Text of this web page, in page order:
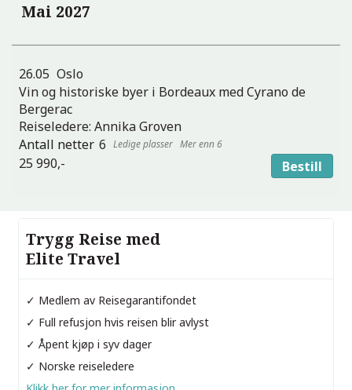
Mai 2027
26.05 Oslo
Vin og historiske byer i Bordeaux med Cyrano de
Bergerac
Reiseledere: Annika Groven
6
Mer enn 6
25 990,- Bestill
Trygg Reise med
Elite Travel
✓ Medlem av Reisegarantifondet
✓ Full refusjon hvis reisen blir avlyst
✓ Åpent kjøp i syv dager
✓ Norske reiseledere